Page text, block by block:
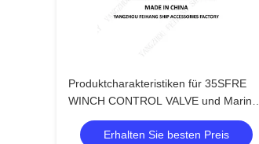
Produktcharakteristiken für 35SFRE
WINCH CONTROL VALVE und Marine
Manual Proportional Flow Direction
Compound Valve 35SFRE-MO25
Erhalten Sie besten Preis